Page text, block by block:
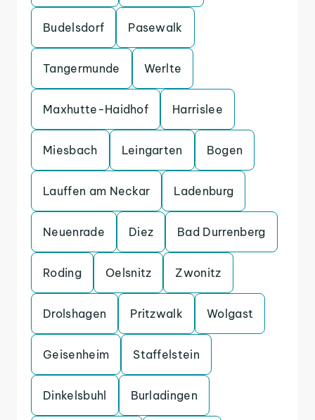
Budelsdorf Pasewalk
Tangermunde Werlte
Maxhutte-Haidhof Harrislee
Miesbach Leingarten Bogen
Lauffen am Neckar Ladenburg
Neuenrade Diez Bad Durrenberg
Roding Oelsnitz Zwonitz
Drolshagen Pritzwalk Wolgast
Geisenheim Staffelstein
Dinkelsbuhl Burladingen